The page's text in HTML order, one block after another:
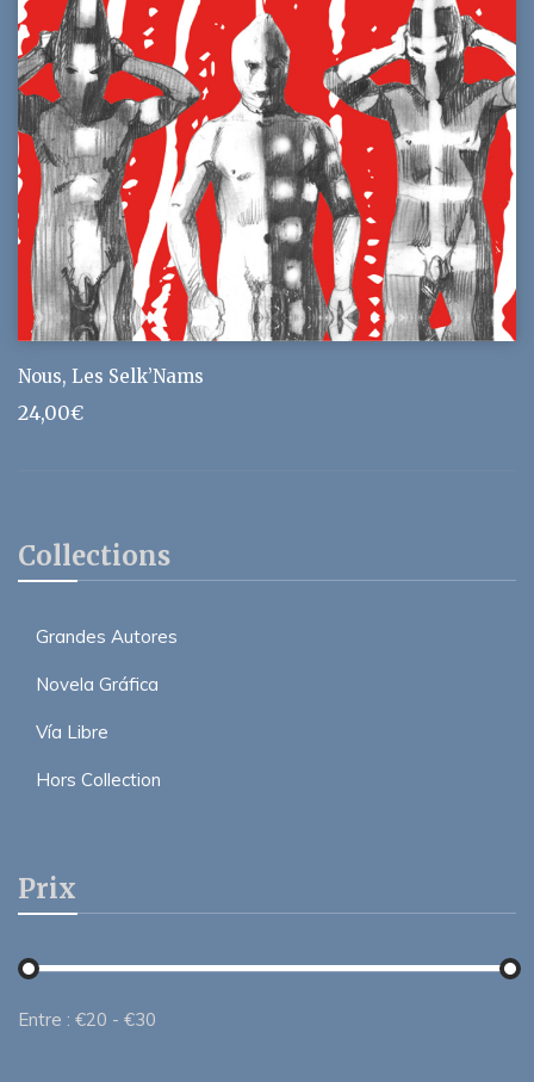
Collections
Grandes Autores
Novela Gráfica
Vía Libre
Hors Collection
Prix
Entre : €20 - €30
Nous, Les Selk’Nams
24,00€